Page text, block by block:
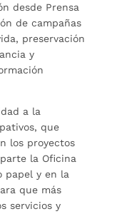
desde Prensa
de campañas
preservación
y
a la
que
los proyectos
la Oficina
papel y en la
que más
servicios y